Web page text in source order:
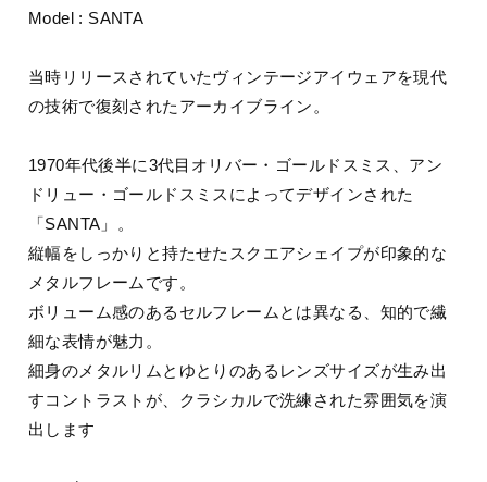
Model : SANTA
当時リリースされていたヴィンテージアイウェアを現代
の技術で復刻されたアーカイブライン。
1970年代後半に3代目オリバー・ゴールドスミス、アン
ドリュー・ゴールドスミスによってデザインされた
「SANTA」。
縦幅をしっかりと持たせたスクエアシェイプが印象的な
メタルフレームです。
ボリューム感のあるセルフレームとは異なる、知的で繊
細な表情が魅力。
細身のメタルリムとゆとりのあるレンズサイズが生み出
すコントラストが、クラシカルで洗練された雰囲気を演
出します